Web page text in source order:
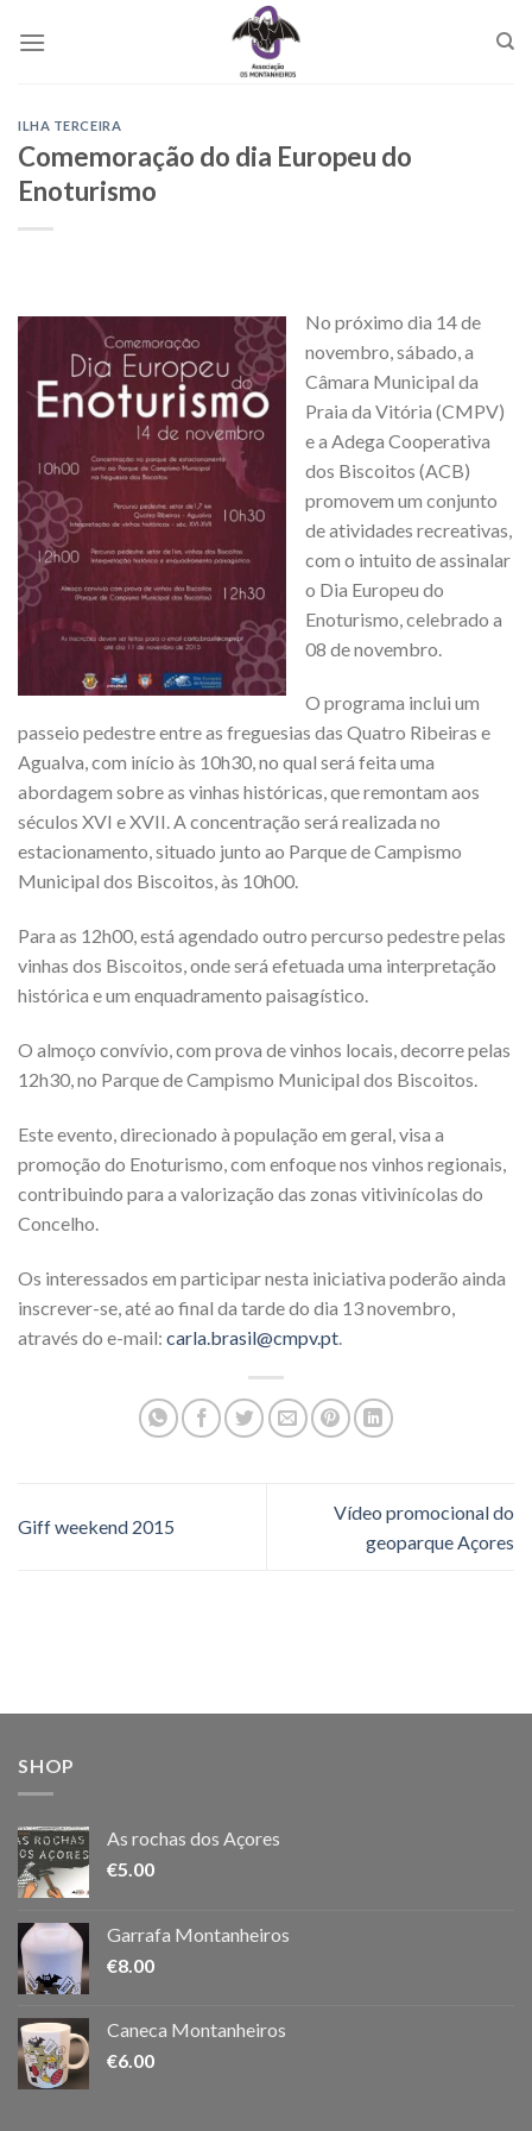
ILHA TERCEIRA
Comemoração do dia Europeu do
Enoturismo
No próximo dia 14 de
novembro, sábado, a
Câmara Municipal da
Praia da Vitória (CMPV)
e a Adega Cooperativa
dos Biscoitos (ACB)
promovem um conjunto
de atividades recreativas,
com o intuito de assinalar
o Dia Europeu do
Enoturismo, celebrado a
08 de novembro.
O programa inclui um
passeio pedestre entre as freguesias das Quatro Ribeiras e
Agualva, com início às 10h30, no qual será feita uma
abordagem sobre as vinhas históricas, que remontam aos
séculos XVI e XVII. A concentração será realizada no
estacionamento, situado junto ao Parque de Campismo
Municipal dos Biscoitos, às 10h00.
Para as 12h00, está agendado outro percurso pedestre pelas
vinhas dos Biscoitos, onde será efetuada uma interpretação
histórica e um enquadramento paisagístico.
O almoço convívio, com prova de vinhos locais, decorre pelas
12h30, no Parque de Campismo Municipal dos Biscoitos.
Este evento, direcionado à população em geral, visa a
promoção do Enoturismo, com enfoque nos vinhos regionais,
contribuindo para a valorização das zonas vitivinícolas do
Concelho.
Os interessados em participar nesta iniciativa poderão ainda
inscrever-se, até ao final da tarde do dia 13 novembro,
através do e-mail: carla.brasil@cmpv.pt
Giff weekend 2015
Vídeo promocional do
geoparque Açores
SHOP
As rochas dos Açores
€5.00
Garrafa Montanheiros
€8.00
Caneca Montanheiros
€6.00